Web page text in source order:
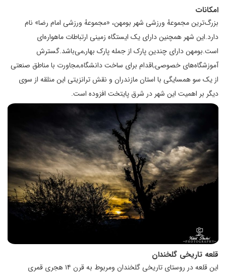
امکانات
بزرگ‌ترین مجموعهٔ ورزشی شهر بومهن، «مجموعهٔ ورزشی امام رضا» نام
دارد.این شهر همچنین دارای یک ایستگاه زمینی ارتباطات ماهواره‌ای
است.بومهن دارای چندین پارک از جمله پارک بهار,می‌باشد.گسترش
آموزشگاه‌های خصوصی,اقدام برای ساخت دانشگاه,مجاورت با مناطق صنعتی
از یک سو همسایگی با استان مازندران و نقش ترانزیتی این منلقه از سوی
دیگر بر اهمیت این شهر در شرق پایتخت افزوده است.
قلعه تاریخی گلخندان
این قلعه در روستای تاریخی گلخندان ومربوط به قرن ۱۴ هجری قمری